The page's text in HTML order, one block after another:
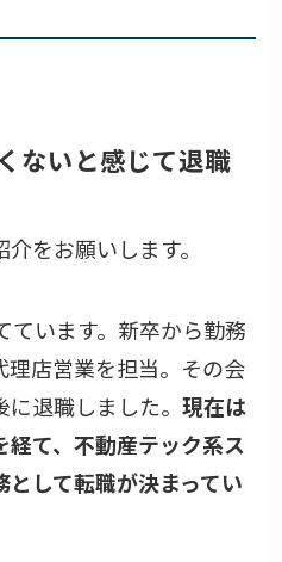
ないと感じて退職
をお願いします。
ています。新卒から勤務
理店営業を担当。その会
に退職しました。現在は
て、不動産テック系ス
して転職が決まってい